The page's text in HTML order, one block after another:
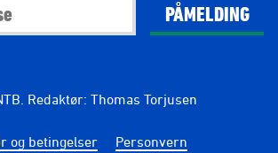
PÅMELDING
Redaktør: Thomas Torjusen
og betingelser Personvern